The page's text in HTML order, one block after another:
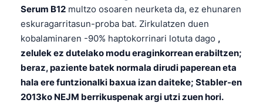
Serum B12 multzo osoaren neurketa da, ez ehunaren
eskuragarritasun-proba bat. Zirkulatzen duen
kobalaminaren -90% haptokorrinari lotuta dago ,
zelulek ez dutelako modu eraginkorrean erabiltzen;
beraz, paziente batek normala dirudi paperean eta
hala ere funtzionalki baxua izan daiteke; Stabler-en
2013ko NEJM berrikuspenak argi utzi zuen hori.